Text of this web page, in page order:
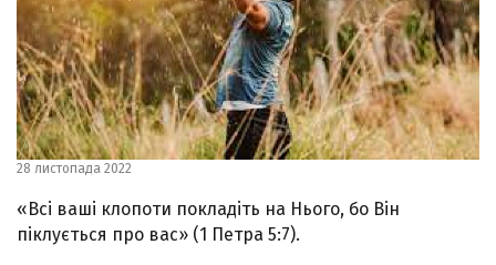
28 листопада 2022
«Всі ваші клопоти покладіть на Нього, бо Він
піклується про вас» (1 Петра 5:7).